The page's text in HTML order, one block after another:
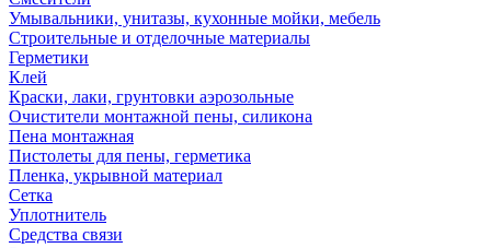
Умывальники, унитазы, кухонные мойки, мебель
Строительные и отделочные материалы
Герметики
Клей
Краски, лаки, грунтовки аэрозольные
Очистители монтажной пены, силикона
Пена монтажная
Пистолеты для пены, герметика
Пленка, укрывной материал
Сетка
Уплотнитель
Средства связи